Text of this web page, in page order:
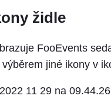
židle
FooEvents
jiné ikony v